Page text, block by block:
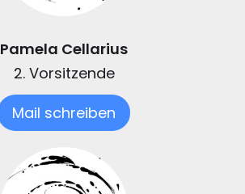
Pamela Cellarius
2. Vorsitzende
Mail schreiben